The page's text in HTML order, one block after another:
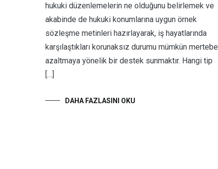
hukuki düzenlemelerin ne olduğunu belirlemek ve
akabinde de hukuki konumlarına uygun örnek
sözleşme metinleri hazırlayarak, iş hayatlarında
karşılaştıkları korunaksız durumu mümkün mertebe
azaltmaya yönelik bir destek sunmaktır. Hangi tip
[…]
DAHA FAZLASINI OKU